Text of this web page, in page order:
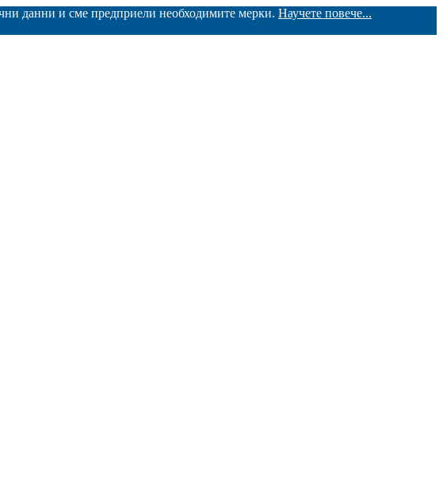
данни и сме предприели необходимите мерки. Научете повече...